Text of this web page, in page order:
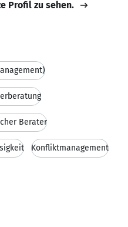
Profil zu sehen.
Berater
Konfliktmanagement